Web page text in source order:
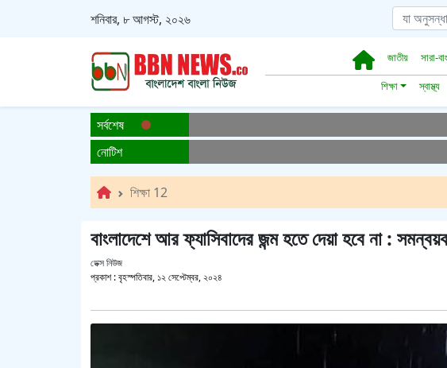
শনিবার, ৮ আগস্ট, ২০২৬
জাতীয় সারা-
শিক্ষা
স্বাস্থ্য
সর্বশেষ
নোটিশ
শিক্ষা 12
বাংলাদেশে আর ফ্যাসিবাদের জন্ম হতে দেয়া হবে না :
ডেক্স নিউজ
প্রকাশ :বৃহস্পতিবার, ১২ সেপ্টেম্বর, ২০২৪